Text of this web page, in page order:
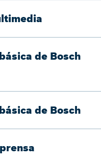
de Bosch
de Bosch